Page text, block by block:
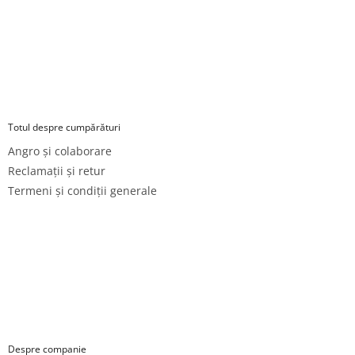
Totul despre cumpărături
Angro și colaborare
Reclamații și retur
Termeni și condiții generale
Despre companie